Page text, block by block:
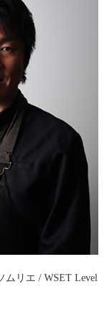
ムリエ / WSET Level